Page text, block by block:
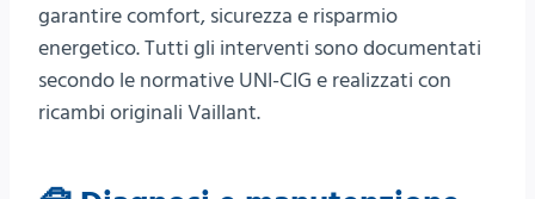
garantire comfort, sicurezza e risparmio
energetico. Tutti gli interventi sono documentati
secondo le normative UNI-CIG e realizzati con
ricambi originali Vaillant.